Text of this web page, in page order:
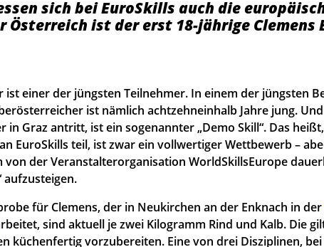
sich bei EuroSkills auch die
Österreich ist der erst 18-jährige Clemens
ist einer der jüngsten Teilnehmer. In einem der jüngsten
ist nämlich achtzehneinhalb Jahre jung.
in Graz antritt, ist ein sogenannter „Demo Skill“. Das
EuroSkills teil, ist zwar ein vollwertiger Wettbewerb –
von der Veranstalterorganisation WorldSkillsEurope
aufzusteigen.
für Clemens, der in Neukirchen an der Enknach in der
sind aktuell je zwei Kilogramm Rind und Kalb. Die
küchenfertig vorzubereiten. Eine von drei Disziplinen,